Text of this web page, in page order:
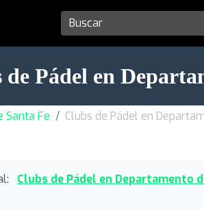
de Pádel en
Santa Fe Clubs de Pádel en
Clubs de Pádel en Departamento